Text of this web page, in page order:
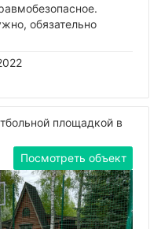
обязательно
площадкой в
Посмотреть объект